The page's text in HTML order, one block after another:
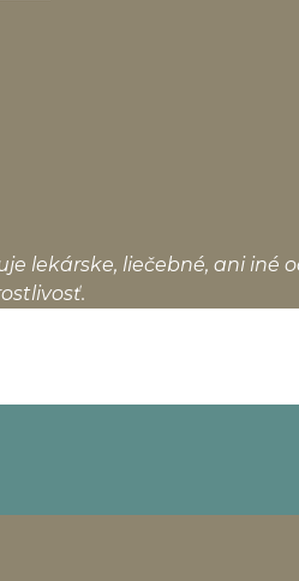
lekárske, liečebné, ani